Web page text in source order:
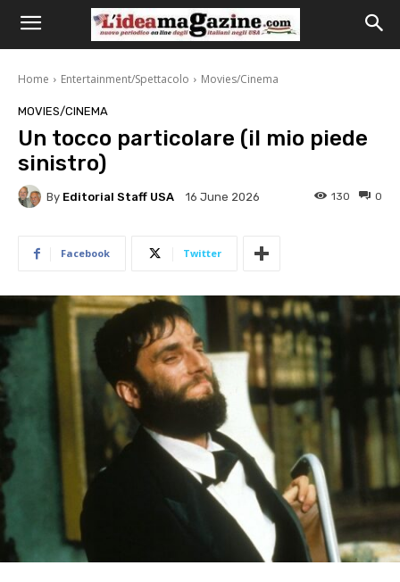
Home Entertainment/Spettacolo Movies/Cinema
MOVIES/CINEMA
Un tocco particolare (il mio piede
sinistro)
By Editorial Staff USA 16 June 2026 0
130
Facebook Twitter